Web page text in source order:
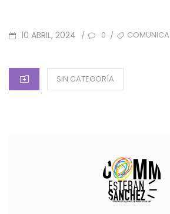
POSTED
10 ABRIL, 2024 / 0 / TAGS
CATEGORIES
SIN CATEGORÍA